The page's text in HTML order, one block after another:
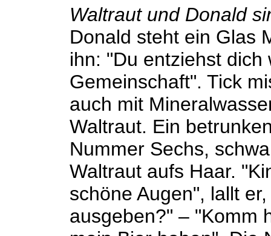
Waltraut und Donald
Donald steht ein Glas
ihn: "Du entziehst dich
Gemeinschaft". Tick
auch mit
Waltraut. Ein
Nummer Sechs,
Waltraut aufs Haar.
schöne Augen", lallt
ausgeben?" – "Komm